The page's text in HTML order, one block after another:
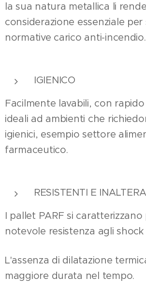
la sua natura metallica li
considerazione essenziale
normative carico anti-incendio.
IGIENICO
Facilmente lavabili, con
ideali ad ambienti che
igienici, esempio settore
farmaceutico.
RESISTENTI E
I pallet PARF si caratterizzano
notevole resistenza agli
L'assenza di dilatazione
maggiore durata nel tempo.